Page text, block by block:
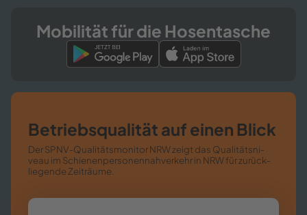
Mo­bi­li­tät für die Ho­sen­ta­sche
Be­triebs­qua­li­tät auf einen Blick
Der SPNV-​​Qualitätsmonitor NRW zeigt das Qua­li­täts­ni­
veau im Schie­nen­per­so­nen­nah­ver­kehr in NRW für zu­rück­
lie­gen­de Zeit­räu­me.